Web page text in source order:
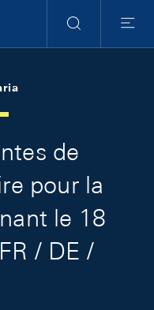
Ricerca
Menu
de
pour la
le 18
/ DE /